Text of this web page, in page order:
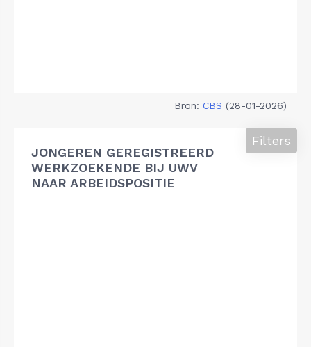
Bron: CBS (28-01-2026)
JONGEREN GEREGISTREERD
WERKZOEKENDE BIJ UWV
NAAR ARBEIDSPOSITIE
Filters